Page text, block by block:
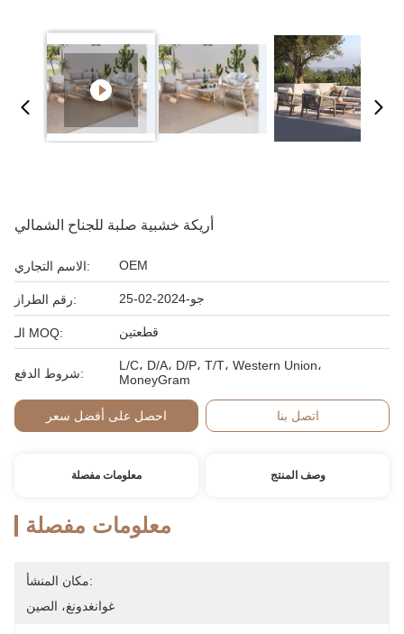
أريكة خشبية صلبة للجناح الشمالي
الاسم التجاري: OEM
رقم الطراز: جو-2024-02-25
الـ MOQ: قطعتين
شروط الدفع:
L/C، D/A، D/P، T/T، Western Union،
MoneyGram
احصل على أفضل سعر اتصل بنا
معلومات مفصلة وصف المنتج
معلومات مفصلة
مكان المنشأ:
غوانغدونغ، الصين